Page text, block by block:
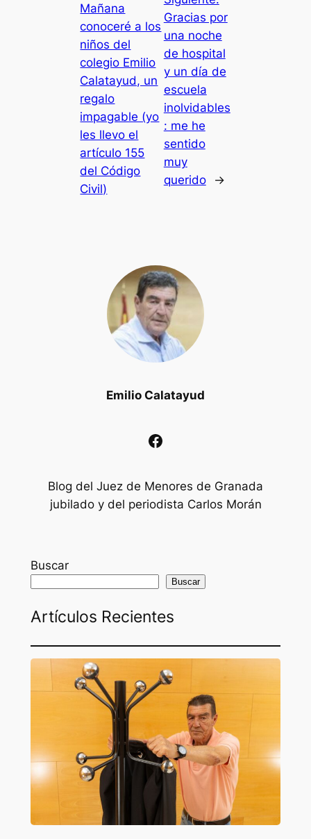
Emilio Calatayud
Facebook
Blog del Juez de Menores de Granada
jubilado y del periodista Carlos Morán
Mañana
conoceré a los
niños del
colegio Emilio
Calatayud, un
regalo
impagable (yo
les llevo el
artículo 155
del Código
Civil)
Gracias por
una noche
de hospital
y un día de
escuela
inolvidables
: me he
sentido
muy
querido
→
Buscar
Buscar
Artículos Recientes